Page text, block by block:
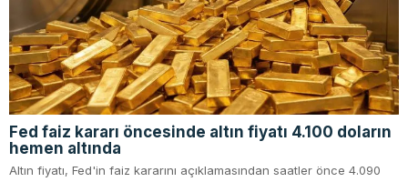
Fed faiz kararı öncesinde altın fiyatı 4.100 doların
hemen altında
Altın fiyatı, Fed'in faiz kararını açıklamasından saatler önce 4.090